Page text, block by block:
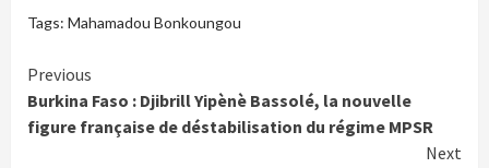
Tags: Mahamadou Bonkoungou
Continue
Reading
Previous
Burkina Faso : Djibrill Yipènè Bassolé, la nouvelle
figure française de déstabilisation du régime MPSR
Next